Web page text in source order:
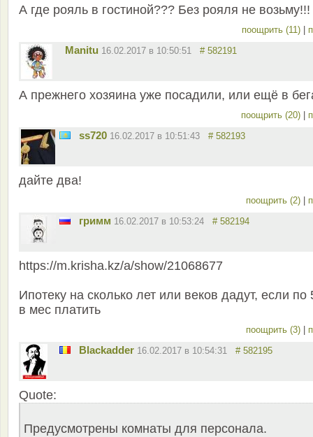
А где рояль в гостиной??? Без рояля не возьму!!!
поощрить (11)
Manitu 16.02.2017 в 10:50:51 # 582191
А прежнего хозяина уже посадили, или ещё в
поощрить (20)
ss720 16.02.2017 в 10:51:43 # 582193
дайте два!
поощрить (2)
гримм 16.02.2017 в 10:53:24 # 582194
https://m.krisha.kz/a/show/21068677
Ипотеку на сколько лет или веков дадут, если по
в мес платить
поощрить (3)
Blackadder 16.02.2017 в 10:54:31 # 582195
Quote:
Предусмотрены комнаты для персонала.